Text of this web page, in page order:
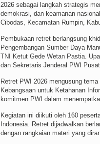
2026 sebagai langkah strategis
demokrasi, dan keamanan
Cibodas, Kecamatan Rumpin,
Pembukaan retret berlangsung
Pengembangan Sumber Daya
TNI Ketut Gede Wetan Pastia.
dan Sekretaris Jenderal PWI
Retret PWI 2026 mengusung
Kebangsaan untuk Ketahanan
komitmen PWI dalam
Kegiatan ini diikuti oleh 160
Indonesia. Retret dijadwalkan
dengan rangkaian materi yang